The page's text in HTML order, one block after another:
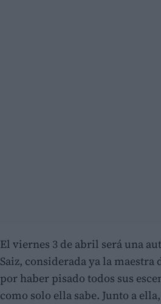
El viernes 3 de abril será una
Saiz, considerada ya la
por haber pisado todos sus
como solo ella sabe. Junto a